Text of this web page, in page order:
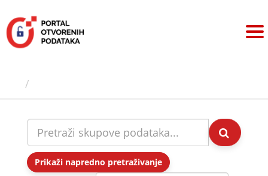
sadržaj
Prikaži napredno pretraživanje